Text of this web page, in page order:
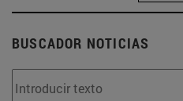
BUSCADOR NOTICIAS